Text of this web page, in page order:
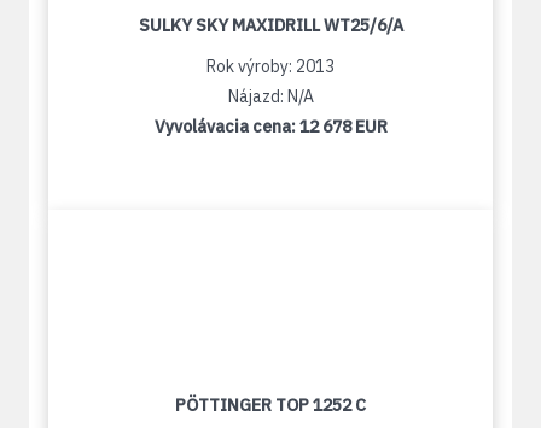
SULKY SKY MAXIDRILL WT25/6/A
Rok výroby: 2013
Nájazd: N/A
Vyvolávacia cena:12 678 EUR
PÖTTINGER TOP 1252 C